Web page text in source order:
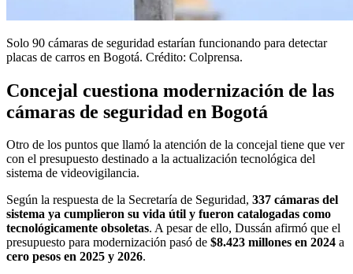
Solo 90 cámaras de seguridad estarían funcionando para detectar
placas de carros en Bogotá. Crédito: Colprensa.
Concejal cuestiona modernización de las
cámaras de seguridad en Bogotá
Otro de los puntos que llamó la atención de la concejal tiene que ver
con el presupuesto destinado a la actualización tecnológica del
sistema de videovigilancia.
Según la respuesta de la Secretaría de Seguridad, 337 cámaras del
sistema ya cumplieron su vida útil y fueron catalogadas como
tecnológicamente obsoletas. A pesar de ello, Dussán afirmó que el
presupuesto para modernización pasó de $8.423 millones en 2024 a
cero pesos en 2025 y 2026.